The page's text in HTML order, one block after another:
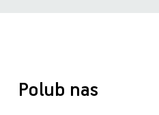
Polub nas